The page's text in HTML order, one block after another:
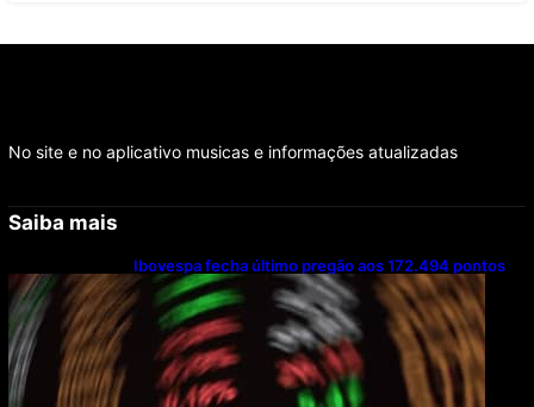
No site e no aplicativo musicas e informações atualizadas
Saiba mais
Ibovespa fecha último pregão aos 172.494 pontos